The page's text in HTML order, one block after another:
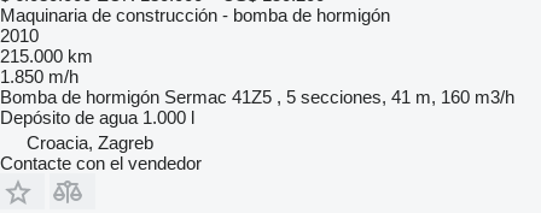
Maquinaria de construcción - bomba de hormigón
2010
215.000 km
1.850 m/h
Bomba de hormigón Sermac 41Z5 , 5 secciones, 41 m, 160 m3/h
Depósito de agua 1.000 l
Croacia, Zagreb
Contacte con el vendedor